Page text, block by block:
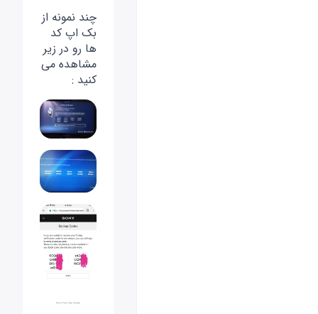
چند نمونه از
بک اپ کد
ها رو در زیر
مشاهده می
کنید :